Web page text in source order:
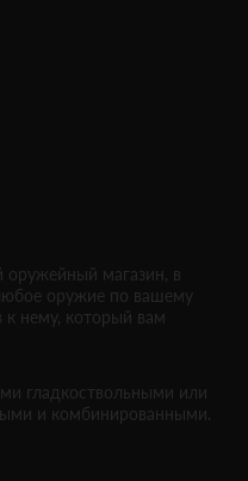
оружейный магазин, в
оружие по вашему
к нему, который вам
гладкоствольными или
и комбинированными.